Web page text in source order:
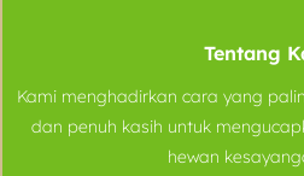
Tentang
Kami menghadirkan cara yang
dan penuh kasih untuk
hewan